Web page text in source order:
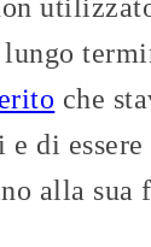
che
di
alla